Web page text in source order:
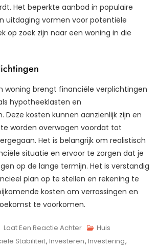
Het beperkte aanbod in populaire
uitdaging vormen voor potentiële
op zoek zijn naar een woning in die
woning brengt financiële verplichtingen
hypotheeklasten en
Deze kosten kunnen aanzienlijk zijn en
worden overwogen voordat tot
Het is belangrijk om realistisch
situatie en ervoor te zorgen dat je
op de lange termijn. Het is verstandig
plan op te stellen en rekening te
kosten om verrassingen en
te voorkomen.
Laat Een Reactie AchterOp
Prachtige
Huis
Stabiliteit, Investeren, Investering,